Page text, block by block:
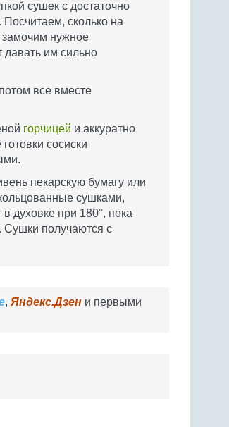
сушек с достаточно
сколько на
замочим нужное
давать им сильно
все вместе
горчицей и аккуратно
сосиски
пекарскую бумагу или
сушками,
духовке при 180°, пока
Сушки получаются с
, Яндекс.Дзен и первыми